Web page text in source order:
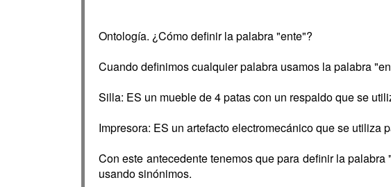
Ontología. ¿Cómo definir la palabra "ente"?
Cuando definimos cualquier palabra usamos la palabra
Silla: ES un mueble de 4 patas con un respaldo que se
Impresora: ES un artefacto electromecánico que se utiliza
Con este antecedente tenemos que para definir la
usando sinónimos.